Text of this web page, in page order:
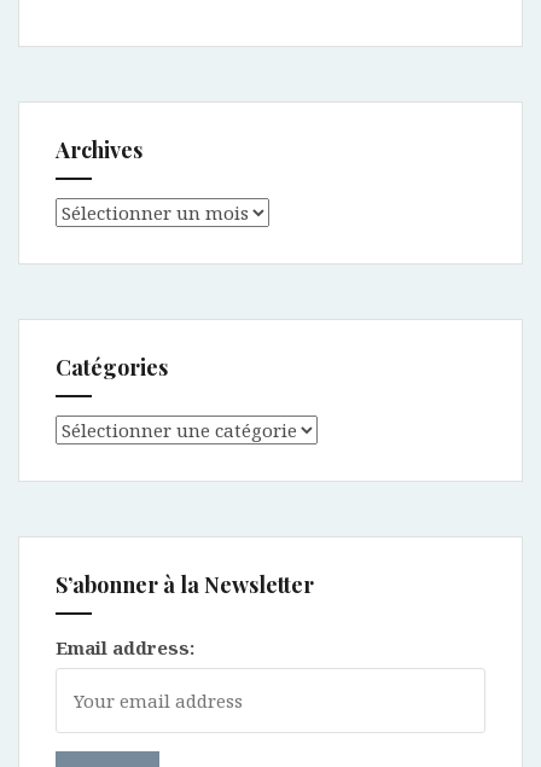
Archives
Archives
Catégories
Catégories
S’abonner à la Newsletter
Email address: